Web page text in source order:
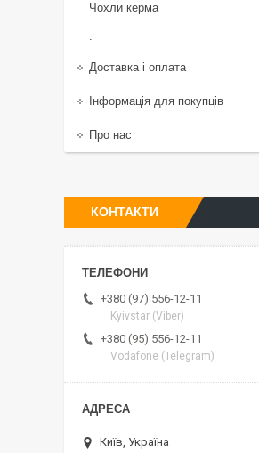
Чохли керма
.
Доставка і оплата
Інформація для покупців
Про нас
КОНТАКТИ
+380 (97) 556-12-11
Kyivstar (Viber)
+380 (95) 556-12-11
Vodafone (Telegram)
Київ, Україна